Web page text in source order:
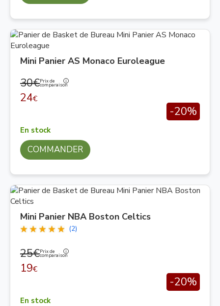
Mini Panier AS Monaco Euroleague
30€Prix de
comparaison
24€
-20%
En stock
COMMANDER
Mini Panier NBA Boston Celtics
(2)
25€Prix de
comparaison
19€
-20%
En stock